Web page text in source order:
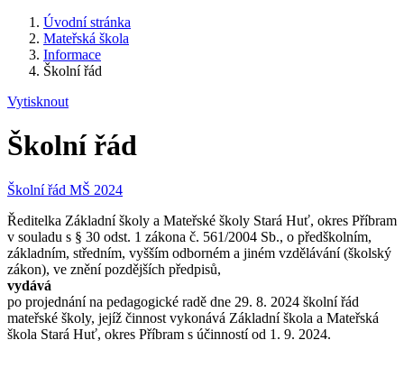
Úvodní stránka
Mateřská škola
Informace
Školní řád
Vytisknout
Školní řád
Školní řád MŠ 2024
Ředitelka Základní školy a Mateřské školy Stará Huť, okres Příbram
v souladu s § 30 odst. 1 zákona č. 561/2004 Sb., o předškolním,
základním, středním, vyšším odborném a jiném vzdělávání (školský
zákon), ve znění pozdějších předpisů,
vydává
po projednání na pedagogické radě dne 29. 8. 2024 školní řád
mateřské školy, jejíž činnost vykonává Základní škola a Mateřská
škola Stará Huť, okres Příbram s účinností od 1. 9. 2024.